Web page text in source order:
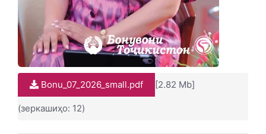
Bonu_07_2026_small.pdf [2.82 Mb]
(зеркашиҳо: 12)